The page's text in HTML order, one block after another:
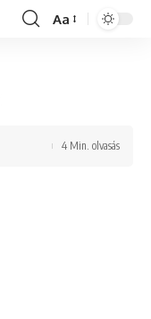
Font
Aa
4 Min. olvasás